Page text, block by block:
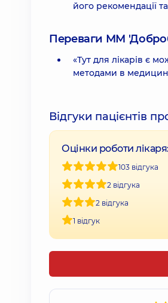
його рекомендації
Переваги ММ
«Тут для лікарів є
методами в
Відгуки пацієнтів
Оцінки роботи лікаря:
103 відгука
2 відгука
2 відгука
1 відгук